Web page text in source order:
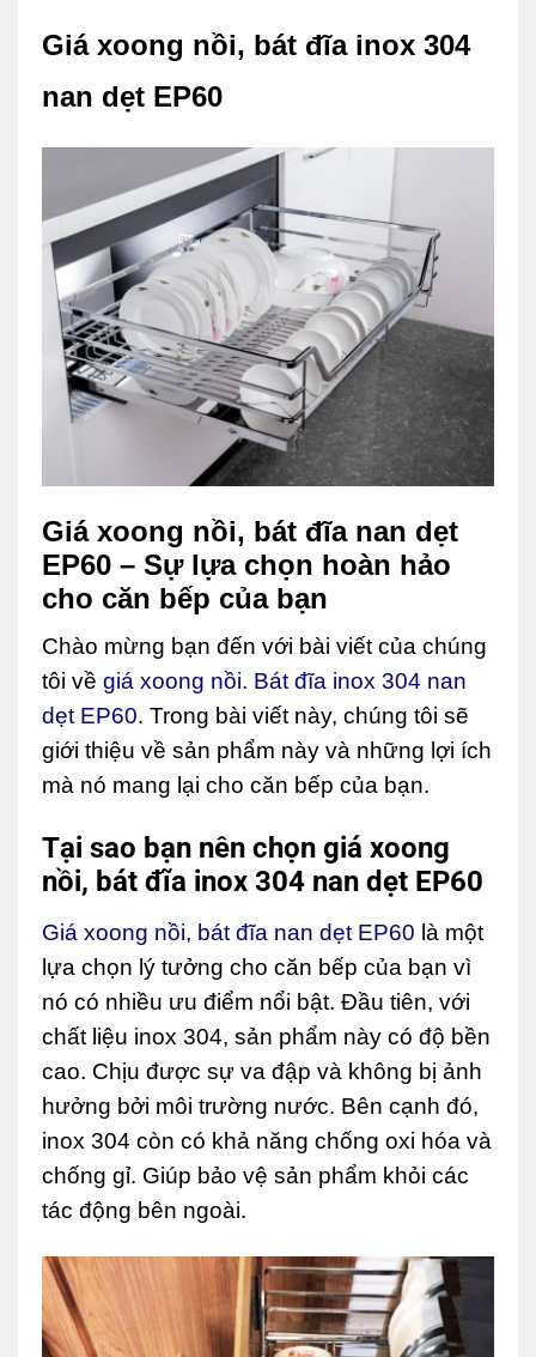
Giá xoong nồi, bát đĩa inox 304
nan dẹt EP60
Giá xoong nồi, bát đĩa nan dẹt
EP60 – Sự lựa chọn hoàn hảo
cho căn bếp của bạn
Chào mừng bạn đến với bài viết của chúng
tôi về giá xoong nồi. Bát đĩa inox 304 nan
dẹt EP60. Trong bài viết này, chúng tôi sẽ
giới thiệu về sản phẩm này và những lợi ích
mà nó mang lại cho căn bếp của bạn.
Tại sao bạn nên chọn giá xoong
nồi, bát đĩa inox 304 nan dẹt EP60
Giá xoong nồi, bát đĩa nan dẹt EP60 là một
lựa chọn lý tưởng cho căn bếp của bạn vì
nó có nhiều ưu điểm nổi bật. Đầu tiên, với
chất liệu inox 304, sản phẩm này có độ bền
cao. Chịu được sự va đập và không bị ảnh
hưởng bởi môi trường nước. Bên cạnh đó,
inox 304 còn có khả năng chống oxi hóa và
chống gỉ. Giúp bảo vệ sản phẩm khỏi các
tác động bên ngoài.